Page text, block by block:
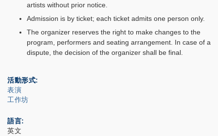
artists without prior notice.
Admission is by ticket; each ticket admits one person only.
The organizer reserves the right to make changes to the
program, performers and seating arrangement. In case of a
dispute, the decision of the organizer shall be final.
活動形式
表演
工作坊
語言
英文